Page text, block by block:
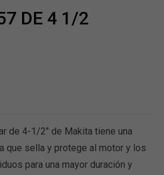
DE 4 1/2
de 4-1/2″ de Makita tiene una
que sella y protege al motor y los
para una mayor duración y